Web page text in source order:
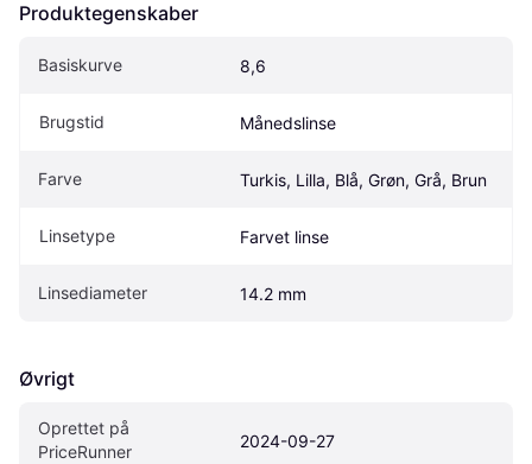
Produktegenskaber
Basiskurve 8,6
Brugstid Månedslinse
Farve Turkis, Lilla, Blå, Grøn, Grå, Brun
Linsetype Farvet linse
Linsediameter 14.2 mm
Øvrigt
Oprettet på
PriceRunner
2024-09-27